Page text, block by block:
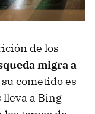
de los
migra a
cometido es
a Bing